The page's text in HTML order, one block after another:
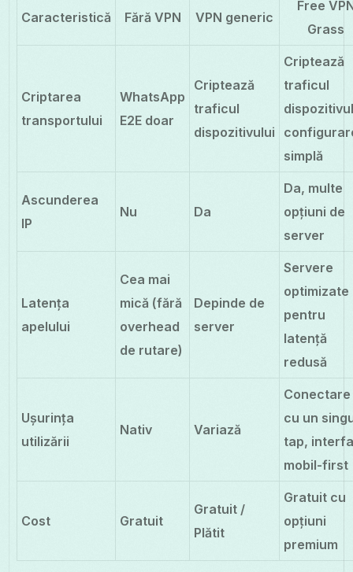
Caracteristică Fără VPN VPN generic
Free
Grass
Criptarea
transportului
WhatsApp
E2E doar
Criptează
traficul
dispozitivului
Criptează
traficul
simplă
Ascunderea
IP
Nu Da
Da, multe
opțiuni de
server
Latența
apelului
Cea mai
mică (fără
overhead
de rutare)
Depinde de
server
Servere
optimizate
pentru
latență
redusă
Ușurința
utilizării
Nativ Variază
Conectare
cu un
tap,
mobil-first
Cost Gratuit
Gratuit /
Plătit
Gratuit cu
opțiuni
premium